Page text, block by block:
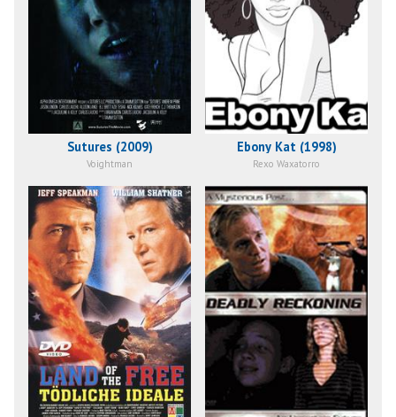
Sutures (2009)
Voightman
Ebony Kat (1998)
Rexo Waxatorro